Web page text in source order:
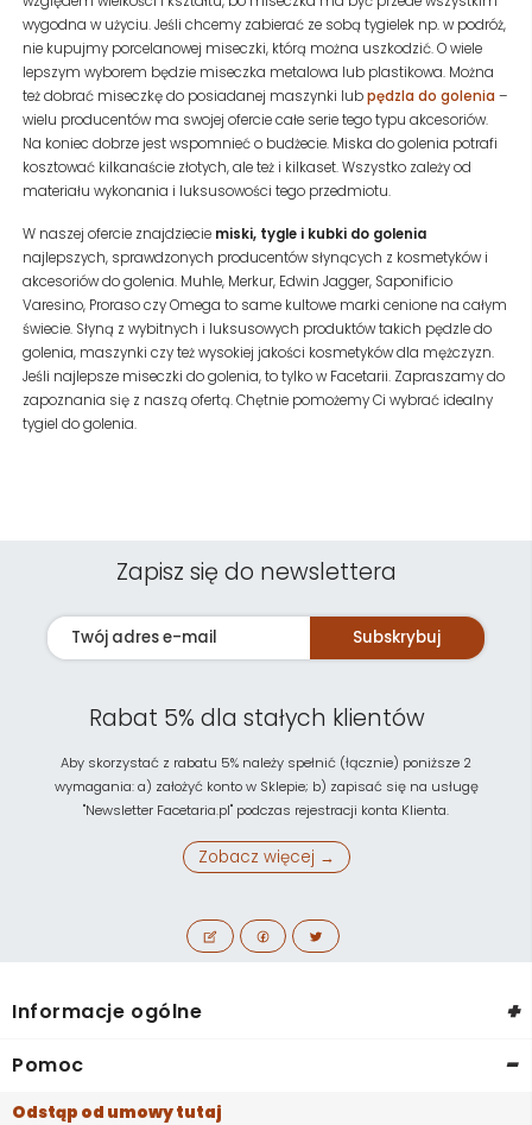
wygodna w użyciu. Jeśli chcemy zabierać ze sobą tygielek np. w podróż,
nie kupujmy porcelanowej miseczki, którą można uszkodzić. O wiele
lepszym wyborem będzie miseczka metalowa lub plastikowa. Można
też dobrać miseczkę do posiadanej maszynki lubpędzla do golenia –
wielu producentów ma swojej ofercie całe serie tego typu akcesoriów.
Na koniec dobrze jest wspomnieć o budżecie. Miska do golenia potrafi
kosztować kilkanaście złotych, ale też i kilkaset. Wszystko zależy od
materiału wykonania i luksusowości tego przedmiotu.
W naszej ofercie znajdziecie miski, tygle i kubki do golenia
najlepszych, sprawdzonych producentów słynących z kosmetyków i
akcesoriów do golenia. Muhle, Merkur, Edwin Jagger, Saponificio
Varesino, Proraso czy Omega to same kultowe marki cenione na całym
świecie. Słyną z wybitnych i luksusowych produktów takich pędzle do
golenia, maszynki czy też wysokiej jakości kosmetyków dla mężczyzn.
Jeśli najlepsze miseczki do golenia, to tylko w Facetarii. Zapraszamy do
zapoznania się z naszą ofertą. Chętnie pomożemy Ci wybrać idealny
tygiel do golenia.
Zapisz się do newslettera
Subskrybuj
Rabat 5% dla stałych klientów
Aby skorzystać z rabatu 5% należy spełnić (łącznie) poniższe 2
wymagania: a) założyć konto w Sklepie; b) zapisać się na usługę
"Newsletter Facetaria.pl" podczas rejestracji konta Klienta.
Zobacz więcej →
Informacje ogólne +
Pomoc -
Odstąp od umowy tutaj